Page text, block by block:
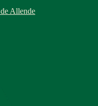
Allende